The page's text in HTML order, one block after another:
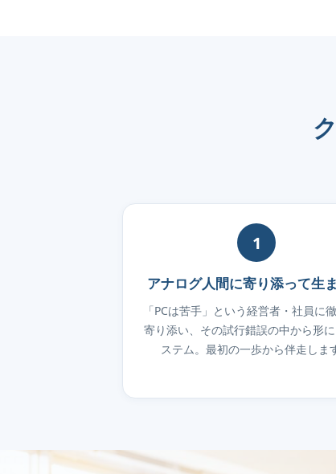
1
アナログ人間に寄り添って生
「PCは苦手」という経営者・社員に
寄り添い、その試行錯誤の中から形
ステム。最初の一歩から伴走しま